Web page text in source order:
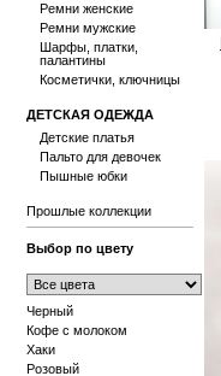
Ремни женские
Ремни мужские
Шарфы, платки,
палантины
Косметички, ключницы
ДЕТСКАЯ ОДЕЖДА
Детские платья
Пальто для девочек
Пышные юбки
Прошлые коллекции
Выбор по цвету
Черный
Кофе с молоком
Хаки
Розовый